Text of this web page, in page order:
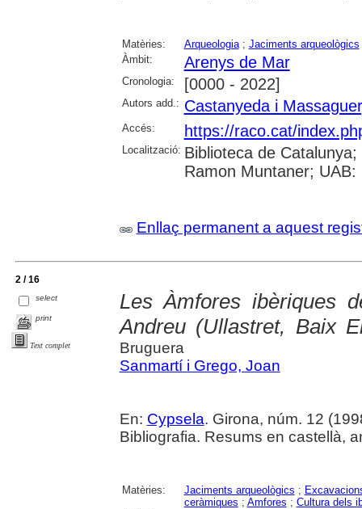
Matèries: Arqueologia; Jaciments arqueològics
Àmbit:
Arenys de Mar
Cronologia: [0000 - 2022]
Autors add.: Castanyeda i
Accés: https://raco.cat/
Localització: Biblioteca de
Ramon Muntaner; UAB:
Enllaç permanent a aquest
2 / 16
select
print
Text complet
Les Àmfores ibèriques
Andreu (Ullastret, Baix
Bruguera
Sanmartí i Grego, Joan
En: Cypsela. Girona, núm. 12
Bibliografia. Resums en castellà,
Matèries: Jaciments arqueològics ;
ceràmiques ; Amfores ; Cultura dels